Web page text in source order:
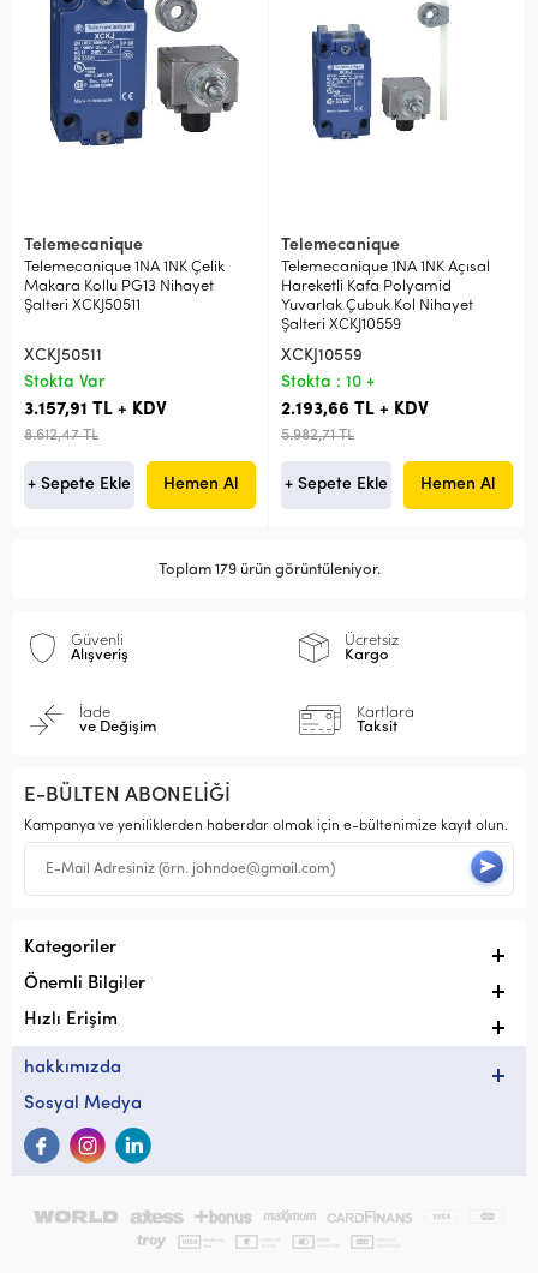
Telemecanique
Telemecanique 1NA 1NK Çelik
Makara Kollu PG13 Nihayet
Şalteri XCKJ50511
XCKJ50511
Stokta Var
3.157,91 TL + KDV
8.612,47 TL
+ Sepete Ekle Hemen Al
Telemecanique
Telemecanique 1NA 1NK Açısal
Hareketli Kafa Polyamid
Yuvarlak Çubuk Kol Nihayet
Şalteri XCKJ10559
XCKJ10559
Stokta : 10 +
2.193,66 TL + KDV
5.982,71 TL
+ Sepete Ekle Hemen Al
Toplam 179 ürün görüntüleniyor.
Güvenli
Alışveriş
Ücretsiz
Kargo
İade
ve Değişim
Kartlara
Taksit
E-BÜLTEN ABONELİĞİ
Kampanya ve yeniliklerden haberdar olmak için e-bültenimize kayıt olun.
Kategoriler
Önemli Bilgiler
Hızlı Erişim
hakkımızda
Sosyal Medya